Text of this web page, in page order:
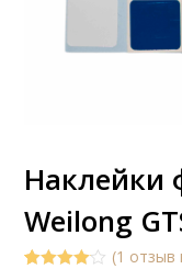
Наклейки
Weilong
(1 отзыв